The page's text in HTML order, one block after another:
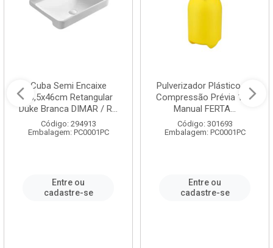
Cuba Semi Encaixe
58,5x46cm Retangular
Duke Branca DIMAR / R...
Código: 294913
Embalagem: PC0001PC
Entre ou
cadastre-se
Pulverizador Plástico de
Compressão Prévia 1,5L
Manual FERTA...
Código: 301693
Embalagem: PC0001PC
Entre ou
cadastre-se